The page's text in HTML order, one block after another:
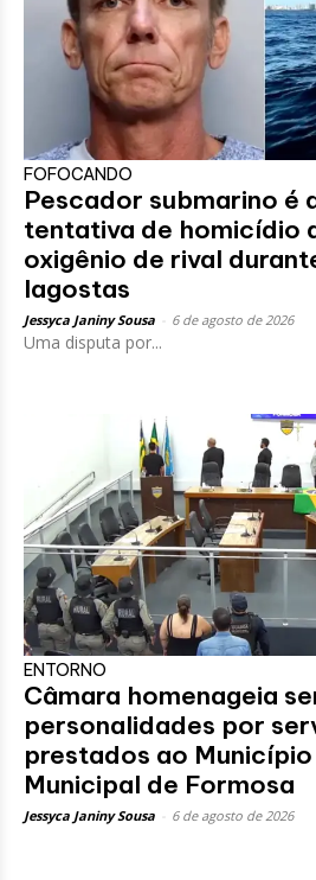
FOFOCANDO
Pescador submarino é
tentativa de homicídio
oxigênio de rival
lagostas
Jessyca Janiny Sousa 6 de agosto de 2026
Uma disputa por...
ENTORNO
Câmara homenageia
personalidades por
prestados ao
Municipal de Formosa
Jessyca Janiny Sousa 6 de agosto de 2026